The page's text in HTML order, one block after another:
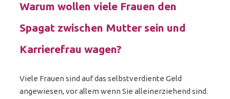
Warum wollen viele Frauen den
Spagat zwischen Mutter sein und
Karrierefrau wagen?
Viele Frauen sind auf das selbstverdiente Geld
angewiesen, vor allem wenn Sie alleinerziehend sind.